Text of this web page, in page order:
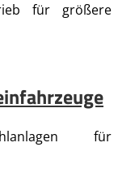
für größere
für